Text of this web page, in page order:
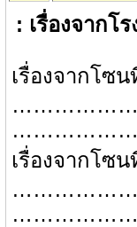
: เรื่องจากโ
เรื่องจากโซน
เรื่องจากโซ